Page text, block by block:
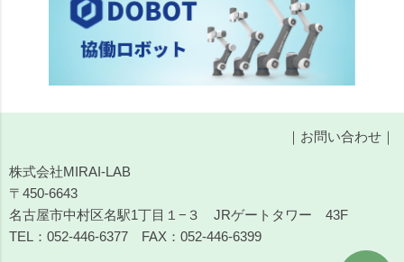
｜ お問い合わせ ｜
株式会社MIRAI-LAB
〒450-6643
名古屋市中村区名駅1丁目１−３ JRゲートタワー 43F
TEL： 052-446-6377 FAX：052-446-6399